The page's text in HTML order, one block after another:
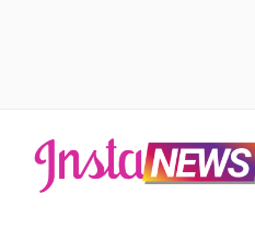
contenuto